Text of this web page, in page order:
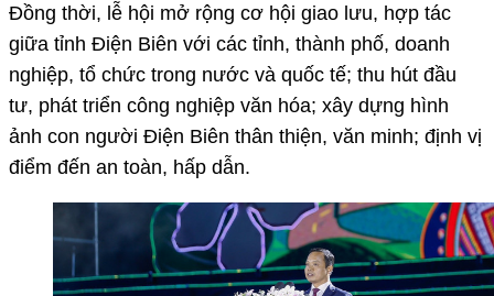
Đồng thời, lễ hội mở rộng cơ hội giao lưu, hợp tác
giữa tỉnh Điện Biên với các tỉnh, thành phố, doanh
nghiệp, tổ chức trong nước và quốc tế; thu hút đầu
tư, phát triển công nghiệp văn hóa; xây dựng hình
ảnh con người Điện Biên thân thiện, văn minh; định vị
điểm đến an toàn, hấp dẫn.